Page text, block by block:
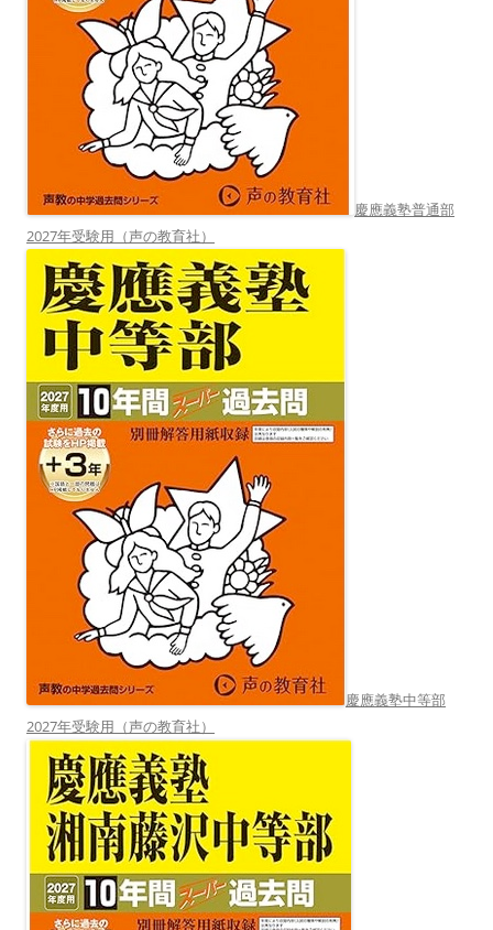
慶應義塾普通部
2027年受験用（声の教育社）
慶應義塾中等部
2027年受験用（声の教育社）